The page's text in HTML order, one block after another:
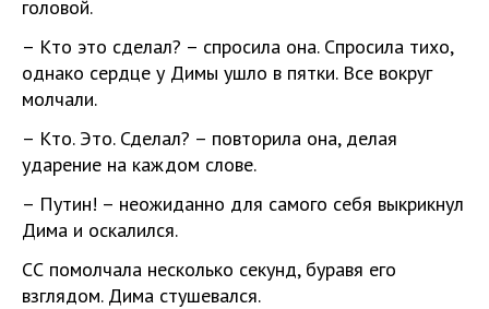
головой.
– Кто это сделал? – спросила она. Спросила тихо,
однако сердце у Димы ушло в пятки. Все вокруг
молчали.
– Кто. Это. Сделал? – повторила она, делая
ударение на каждом слове.
– Путин! – неожиданно для самого себя выкрикнул
Дима и оскалился.
СС помолчала несколько секунд, буравя его
взглядом. Дима стушевался.